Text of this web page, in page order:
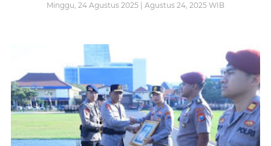
Minggu, 24 Agustus 2025 | Agustus 24, 2025 WIB